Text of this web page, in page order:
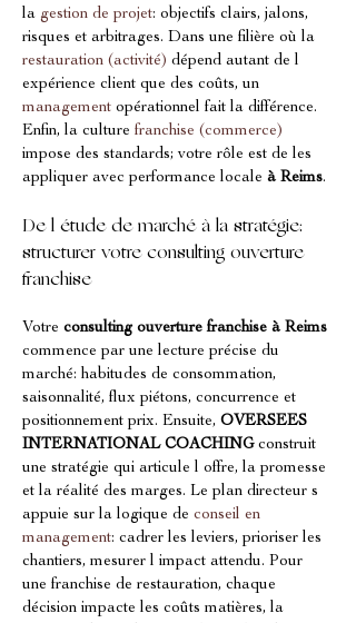
la gestion de projet: objectifs clairs, jalons,
risques et arbitrages. Dans une filière où la
restauration (activité) dépend autant de l
expérience client que des coûts, un
management opérationnel fait la différence.
Enfin, la culture franchise (commerce)
impose des standards; votre rôle est de les
appliquer avec performance locale à Reims.
De l étude de marché à la stratégie:
structurer votre consulting ouverture
franchise
Votre consulting ouverture franchise à Reims
commence par une lecture précise du
marché: habitudes de consommation,
saisonnalité, flux piétons, concurrence et
positionnement prix. Ensuite, OVERSEES
INTERNATIONAL COACHING construit
une stratégie qui articule l offre, la promesse
et la réalité des marges. Le plan directeur s
appuie sur la logique de conseil en
management: cadrer les leviers, prioriser les
chantiers, mesurer l impact attendu. Pour
une franchise de restauration, chaque
décision impacte les coûts matières, la